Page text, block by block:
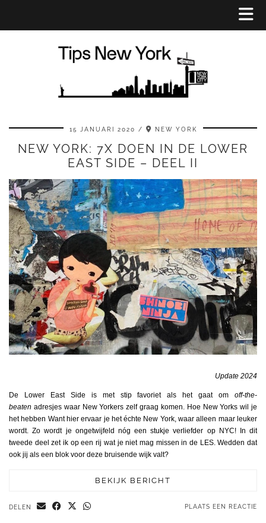
15 JANUARI 2020 NEW YORK
NEW YORK: 7X DOEN IN DE LOWER
EAST SIDE – DEEL II
Update 2024
De Lower East Side is met stip favoriet als het gaat om off-the-
beaten adresjes waar New Yorkers zelf graag komen. Hoe New Yorks wil je
het hebben Want hier ervaar je het échte New York, waar alleen maar leuker
wordt. Zo wordt je ongetwijfeld nóg een stukje verliefder op NYC! In dit
tweede deel zet ik op een rij wat je niet mag missen in de LES. Wedden dat
ook jij als een blok voor deze bruisende wijk valt?
BEKIJK BERICHT
DELEN PLAATS EEN REACTIE